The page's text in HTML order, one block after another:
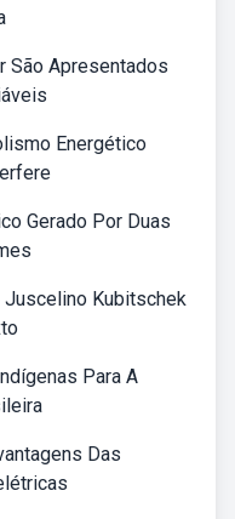
São Apresentados
Energético
Gerado Por Duas
Juscelino Kubitschek
Para A
Das